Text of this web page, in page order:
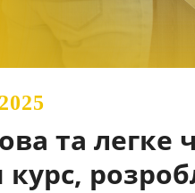
та легке